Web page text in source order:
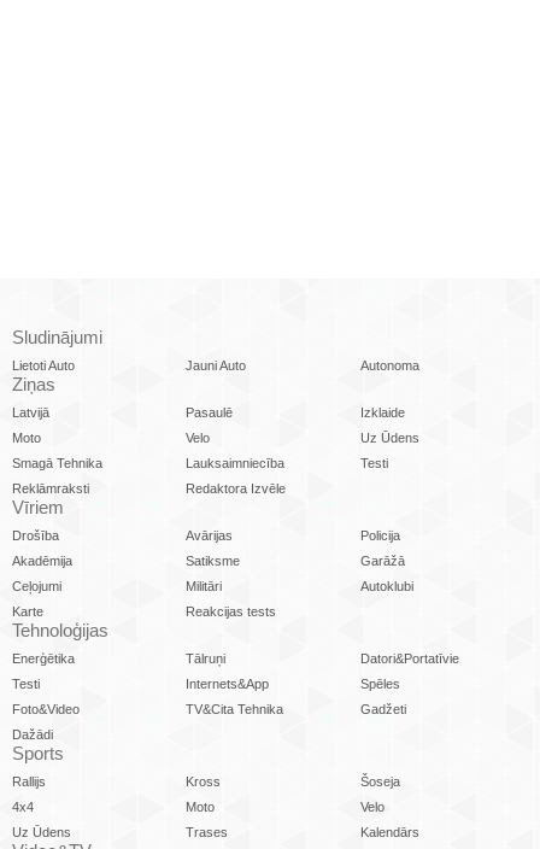
Sludinājumi
Lietoti Auto Jauni Auto Autonoma
Ziņas
Latvijā Pasaulē
Izklaide
Moto
Velo
Uz Ūdens
Smagā Tehnika
Lauksaimniecība
Testi
Reklāmraksti
Redaktora Izvēle
Vīriem
Drošība Avārijas
Policija
Akadēmija
Satiksme
Garāžā
Ceļojumi
Militāri
Autoklubi
Karte
Reakcijas tests
Tehnoloģijas
Enerģētika Tālruņi
Datori&Portatīvie
Testi
Internets&App
Spēles
Foto&Video
TV&Cita Tehnika
Gadžeti
Dažādi
Sports
Rallijs Kross
Šoseja
4x4
Moto
Velo
Uz Ūdens
Trases Kalendārs